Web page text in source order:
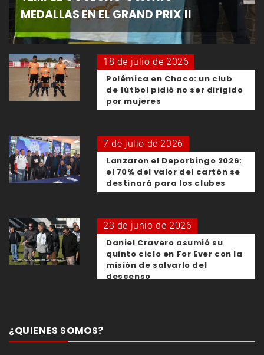
MEDALLAS EN EL GRAND PRIX II
18 de julio de 2026
Polémica en Chaco: un club
de fútbol pidió no ser dirigido
por mujeres
7 de julio de 2026
Lanzaron el Deporbingo 2026:
el 70% del valor del cartón se
destinará para los clubes
23 de junio de 2026
Daniel Cravero asumió su
quinto ciclo en For Ever con la
misión de salvarlo del
descenso
¿QUIENES SOMOS?